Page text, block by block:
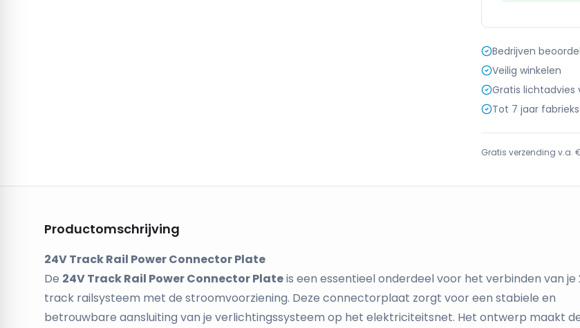
Bedrijven
Veilig winkelen
Gratis lichtadvies
Tot 7 jaar
Gratis verzending v.a.
Productomschrijving
24V Track Rail Power Connector Plate
De 24V Track Rail Power Connector Plateis een essentieel onderdeel voor het verbinden van je
track railsysteem met de stroomvoorziening. Deze connectorplaat zorgt voor een stabiele en
betrouwbare aansluiting van je verlichtingssysteem op het elektriciteitsnet. Het ontwerp maakt